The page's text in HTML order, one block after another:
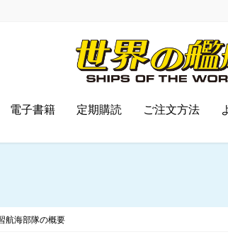
電子書籍 定期購読 ご注文方法
航海部隊の概要